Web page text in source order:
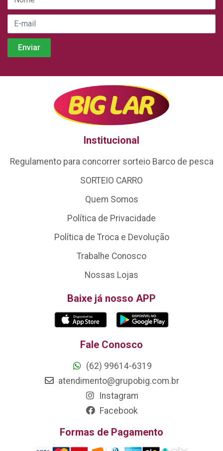
Institucional
Regulamento para concorrer sorteio Barco de pesca
SORTEIO CARRO
Quem Somos
Política de Privacidade
Política de Troca e Devolução
Trabalhe Conosco
Nossas Lojas
Baixe já nosso APP
Fale Conosco
(62) 99614-6319
atendimento@grupobig.com.br
Instagram
Facebook
Formas de Pagamento